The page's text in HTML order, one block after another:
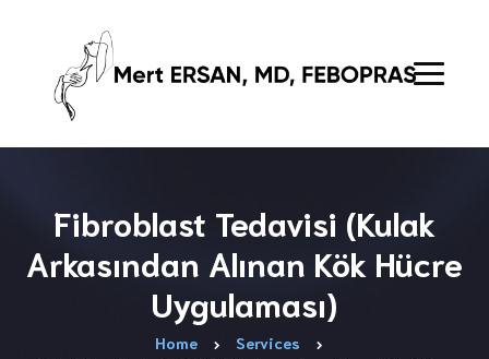
Fibroblast Tedavisi (Kulak
Arkasından Alınan Kök Hücre
Uygulaması)
Home
Services